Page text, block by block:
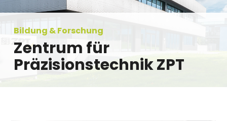
Bildung & Forschung
Zentrum für
Präzisionstechnik ZPT